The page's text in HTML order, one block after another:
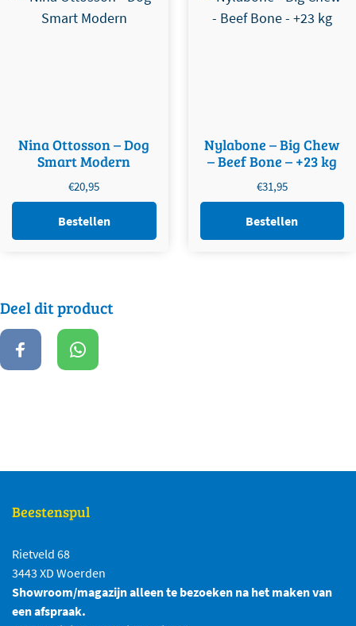
Nina Ottosson – Dog
Smart Modern
€20,95
Bestellen
Nylabone – Big Chew
– Beef Bone – +23 kg
€31,95
Bestellen
Deel dit product
Beestenspul
Rietveld 68
3443 XD Woerden
Showroom/magazijn alleen te bezoeken na het maken van
een afspraak.